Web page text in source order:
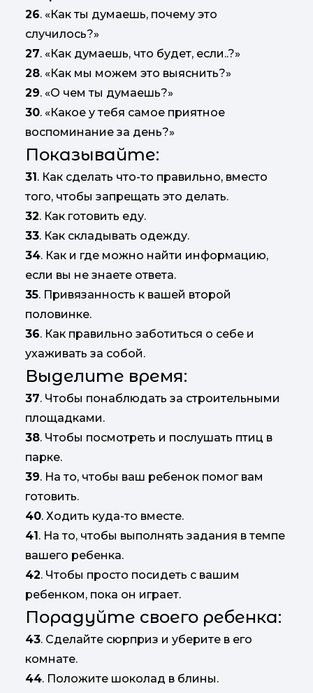
26. «Как ты думаешь, почему это
случилось?»
27. «Как думаешь, что будет, если..?»
28. «Как мы можем это выяснить?»
29. «О чем ты думаешь?»
30. «Какое у тебя самое приятное
воспоминание за день?»
Показывайте:
31. Как сделать что-то правильно, вместо
того, чтобы запрещать это делать.
32. Как готовить еду.
33. Как складывать одежду.
34. Как и где можно найти информацию,
если вы не знаете ответа.
35. Привязанность к вашей второй
половинке.
36. Как правильно заботиться о себе и
ухаживать за собой.
Выделите время:
37. Чтобы понаблюдать за строительными
площадками.
38. Чтобы посмотреть и послушать птиц в
парке.
39. На то, чтобы ваш ребенок помог вам
готовить.
40. Ходить куда-то вместе.
41. На то, чтобы выполнять задания в темпе
вашего ребенка.
42. Чтобы просто посидеть с вашим
ребенком, пока он играет.
Порадуйте своего ребенка:
43. Сделайте сюрприз и уберите в его
комнате.
44. Положите шоколад в блины.